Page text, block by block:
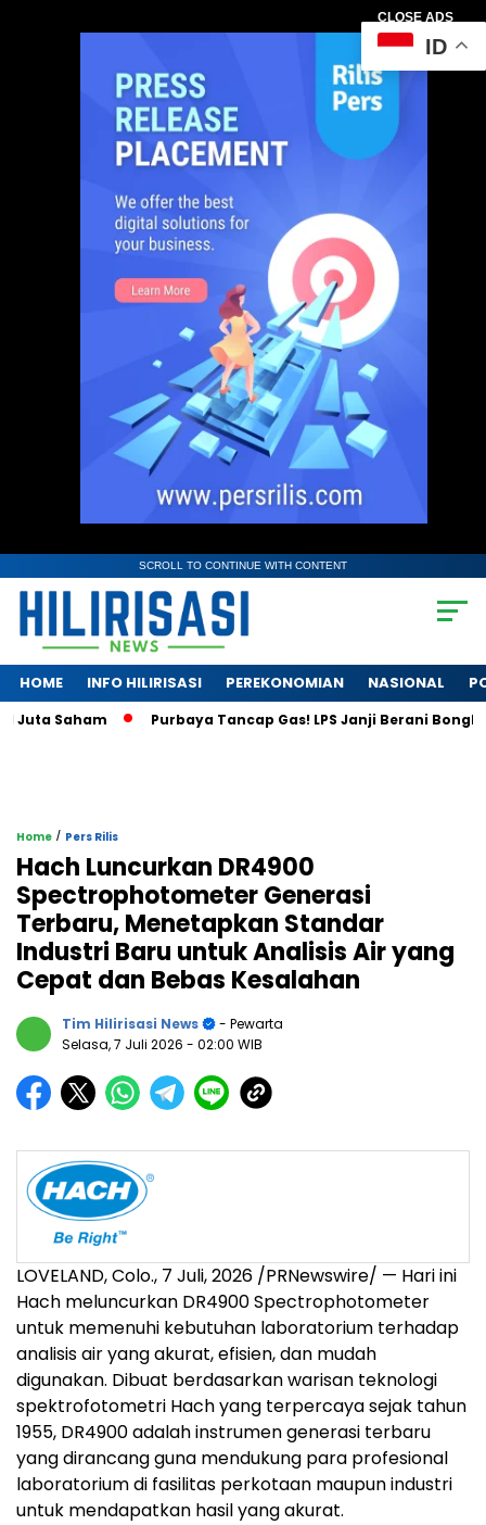
CLOSE ADS
SCROLL TO CONTINUE WITH CONTENT
HOME INFO HILIRISASI PEREKONOMIAN NASIONAL
Saham Purbaya Tancap Gas! LPS Janji Berani Bongkar
Home / Pers Rilis
Hach Luncurkan DR4900
Spectrophotometer Generasi
Terbaru, Menetapkan Standar
Industri Baru untuk Analisis Air yang
Cepat dan Bebas Kesalahan
Tim Hilirisasi News
- Pewarta
Selasa, 7 Juli 2026 - 02:00 WIB
LOVELAND, Colo., 7 Juli, 2026 /PRNewswire/ — Hari ini
Hach meluncurkan DR4900 Spectrophotometer
untuk memenuhi kebutuhan laboratorium terhadap
analisis air yang akurat, efisien, dan mudah
digunakan. Dibuat berdasarkan warisan teknologi
spektrofotometri Hach yang terpercaya sejak tahun
1955, DR4900 adalah instrumen generasi terbaru
yang dirancang guna mendukung para profesional
laboratorium di fasilitas perkotaan maupun industri
untuk mendapatkan hasil yang akurat.
ID